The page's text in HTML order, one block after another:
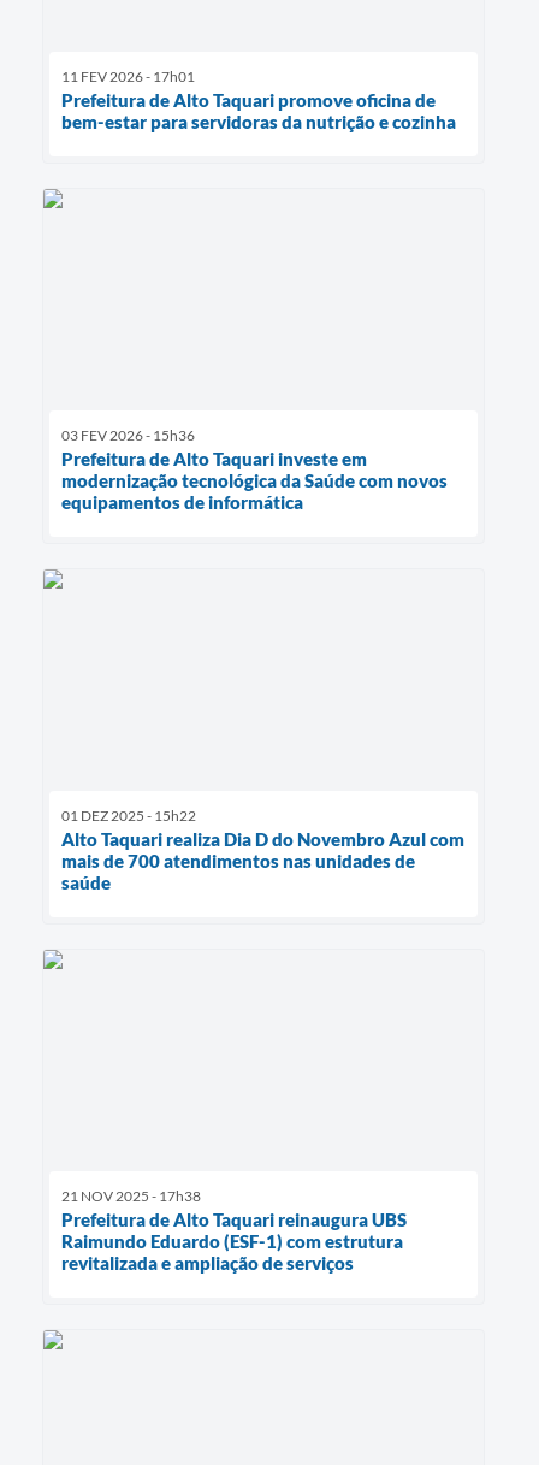
11 FEV 2026 - 17h01
Prefeitura de Alto Taquari promove oficina de
bem-estar para servidoras da nutrição e cozinha
03 FEV 2026 - 15h36
Prefeitura de Alto Taquari investe em
modernização tecnológica da Saúde com novos
equipamentos de informática
01 DEZ 2025 - 15h22
Alto Taquari realiza Dia D do Novembro Azul com
mais de 700 atendimentos nas unidades de
saúde
21 NOV 2025 - 17h38
Prefeitura de Alto Taquari reinaugura UBS
Raimundo Eduardo (ESF-1) com estrutura
revitalizada e ampliação de serviços